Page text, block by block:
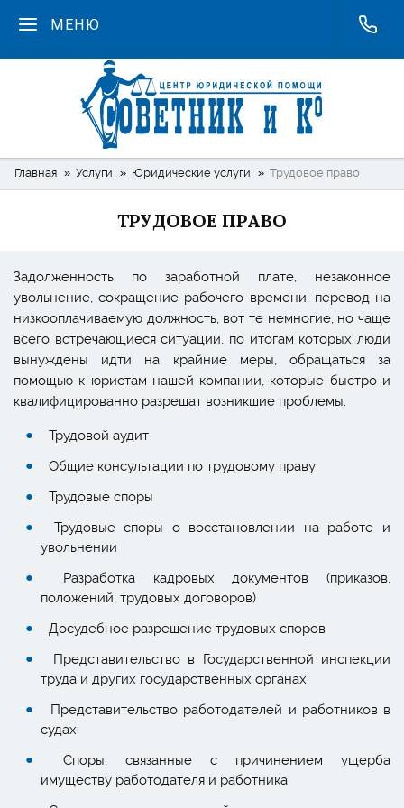
МЕНЮ
Главная Услуги Юридические услуги Трудовое право
ТРУДОВОЕ ПРАВО
Задолженность по заработной плате, незаконное
увольнение, сокращение рабочего времени, перевод на
низкооплачиваемую должность, вот те немногие, но чаще
всего встречающиеся ситуации, по итогам которых люди
вынуждены идти на крайние меры, обращаться за
помощью к юристам нашей компании, которые быстро и
квалифицированно разрешат возникшие проблемы.
Трудовой аудит
Общие консультации по трудовому праву
Трудовые споры
Трудовые споры о восстановлении на работе и
увольнении
Разработка кадровых документов (приказов,
положений, трудовых договоров)
Досудебное разрешение трудовых споров
Представительство в Государственной инспекции
труда и других государственных органах
Представительство работодателей и работников в
судах
Споры, связанные с причинением ущерба
имуществу работодателя и работника